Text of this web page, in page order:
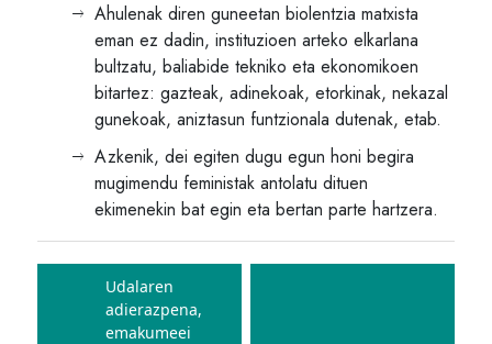
Ahulenak diren guneetan biolentzia matxista
eman ez dadin, instituzioen arteko elkarlana
bultzatu, baliabide tekniko eta ekonomikoen
bitartez: gazteak, adinekoak, etorkinak, nekazal
gunekoak, aniztasun funtzionala dutenak, etab.
Azkenik, dei egiten dugu egun honi begira
mugimendu feministak antolatu dituen
ekimenekin bat egin eta bertan parte hartzera.
Bidalketetan
zehar
nabigatu
Udalaren
adierazpena,
emakumeei